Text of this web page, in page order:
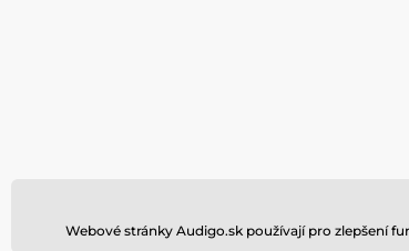
Webové stránky Audigo.sk používají pro zlepšení